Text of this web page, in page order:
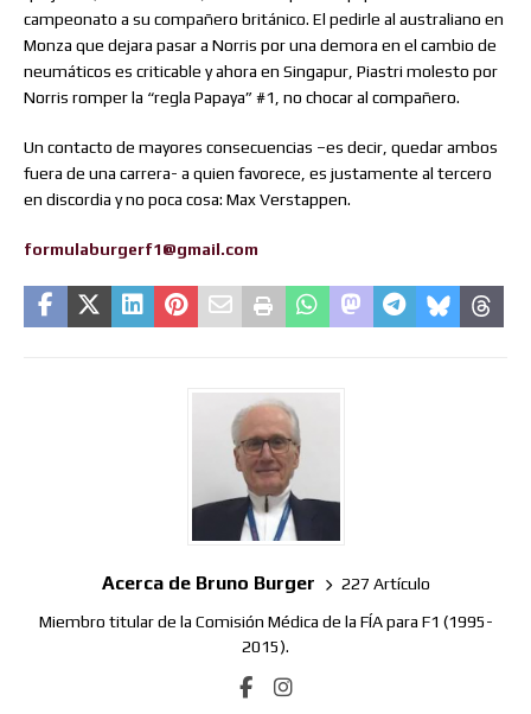
campeonato a su compañero británico. El pedirle al australiano en
Monza que dejara pasar a Norris por una demora en el cambio de
neumáticos es criticable y ahora en Singapur, Piastri molesto por
Norris romper la “regla Papaya” #1, no chocar al compañero.
Un contacto de mayores consecuencias –es decir, quedar ambos
fuera de una carrera- a quien favorece, es justamente al tercero
en discordia y no poca cosa: Max Verstappen.
formulaburgerf1@gmail.com
Acerca de Bruno Burger 227 Artículo
Miembro titular de la Comisión Médica de la FÍA para F1 (1995-
2015).